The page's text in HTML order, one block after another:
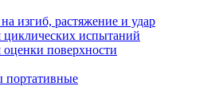
изгиб, растяжение и удар
испытаний
поверхности
портативные